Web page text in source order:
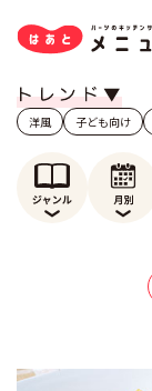
洋風 子ども向け